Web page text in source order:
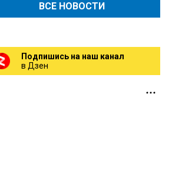
ВСЕ НОВОСТИ
Подпишись на наш канал
в Дзен